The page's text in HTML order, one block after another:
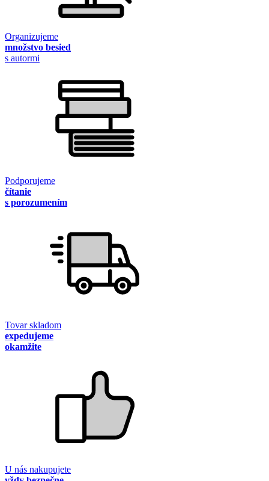
Organizujeme
množstvo besied
s autormi
Podporujeme
čítanie
s porozumením
Tovar skladom
expedujeme
okamžite
U nás nakupujete